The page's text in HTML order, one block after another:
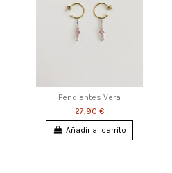
Pendientes Vera
27,90 €
Añadir al carrito